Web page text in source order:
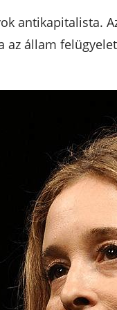
antikapitalista.
állam